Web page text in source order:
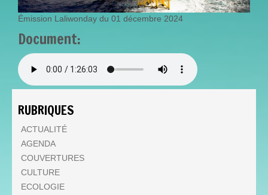
Émission Laliwonday du 01 décembre 2024
Document:
RUBRIQUES
ACTUALITÉ
AGENDA
COUVERTURES
CULTURE
ECOLOGIE